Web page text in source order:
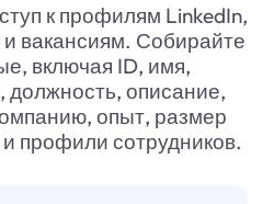
к профилям LinkedIn,
вакансиям. Собирайте
включая ID, имя,
описание,
опыт, размер
профили сотрудников.